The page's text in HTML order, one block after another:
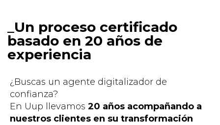
Un proceso certificado
basado en 20 años de
experiencia
¿Buscas un agente digitalizador de
confianza?
En Uup llevamos 20 años acompañando a
nuestros clientes en su transformación